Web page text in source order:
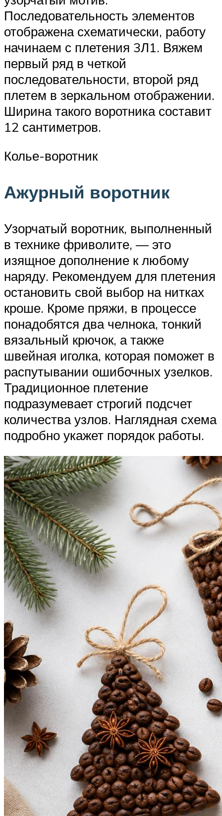
Последовательность элементов
отображена схематически, работу
начинаем с плетения 3Л1. Вяжем
первый ряд в четкой
последовательности, второй ряд
плетем в зеркальном отображении.
Ширина такого воротника составит
12 сантиметров.
Колье-воротник
Ажурный воротник
Узорчатый воротник, выполненный
в технике фриволите, — это
изящное дополнение к любому
наряду. Рекомендуем для плетения
остановить свой выбор на нитках
кроше. Кроме пряжи, в процессе
понадобятся два челнока, тонкий
вязальный крючок, а также
швейная иголка, которая поможет в
распутывании ошибочных узелков.
Традиционное плетение
подразумевает строгий подсчет
количества узлов. Наглядная схема
подробно укажет порядок работы.